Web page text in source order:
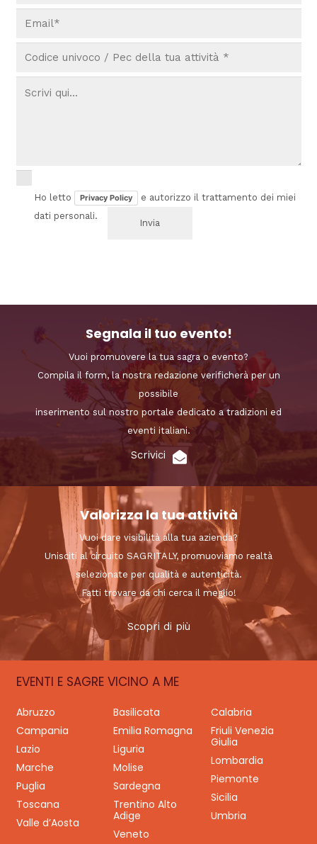
Ho letto Privacy Policy
e autorizzo il trattamento dei miei
dati personali.
Segnala il tuo evento!
Vuoi promuovere la tua sagra o evento?
Compila il form, la nostra redazione verificherà per un
possibile
inserimento sul nostro portale dedicato a tradizioni ed
eventi italiani.
Scrivici
Valorizza la tua attività
Vuoi dare visibilità alla tua azienda?
Unisciti al circuito SAGRITALY, promuoviamo realtà
selezionate per qualità e autenticità.
Fatti trovare da chi cerca il meglio!
Scopri di più
EVENTI E SAGRE VICINO A ME
Abruzzo Basilicata
Calabria
Campania
Emilia Romagna
Friuli Venezia
Giulia
Lazio
Liguria
Lombardia
Marche
Molise
Piemonte
Puglia
Sardegna
Sicilia
Toscana
Trentino Alto
Adige
Umbria
Valle d’Aosta
Veneto